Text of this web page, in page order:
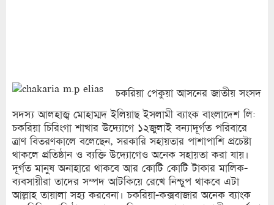
চকরিয়া পেকুয়া আসনের জাতীয় সংসদ
সদস্য আলহাজ্ব মোহাম্মদ ইলিয়াছ ইসলামী ব্যাংক বাংলাদেশ লি:
চকরিয়া চিরিংগা শাখার উদ্যোগে ১২জুলাই বন্যাদূর্গত পরিবারে
ত্রাণ বিতরণকালে বলেছেন, সরকারি সহায়তার পাশাপাশি প্রচেষ্টা
থাকলে প্রতিষ্ঠান ও ব্যক্তি উদ্যোগেও অনেক সহায়তা করা যায়।
দূর্গত মানুষ অনাহারে থাকবে আর কোটি কোটি টাকার মালিক-
ব্যবসায়ীরা তাদের সম্পদ আটকিয়ে রেখে নিশ্চুপ থাকবে এটা
আল্লাহ তায়ালা সহ্য করবেনা। চকরিয়া-কক্সবাজার অনেক ব্যাংক